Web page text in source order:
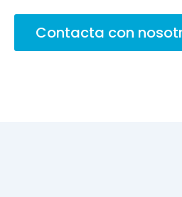
Contacta con